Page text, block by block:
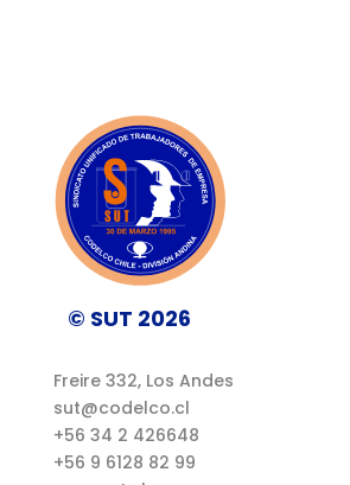
© SUT 2026
Freire 332, Los Andes
sut@codelco.cl
+56 34 2 426648
+56 9 6128 82 99